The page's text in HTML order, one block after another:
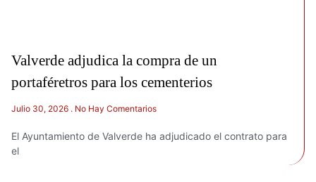
Valverde adjudica la compra de un
portaféretros para los cementerios
Julio 30, 2026 No Hay Comentarios
El Ayuntamiento de Valverde ha adjudicado el contrato para
el